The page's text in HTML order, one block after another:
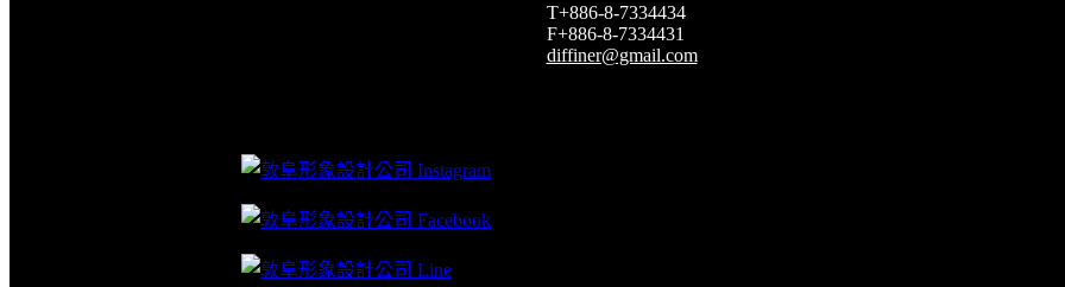
T+886-8-7334434
F+886-8-7334431
diffiner@gmail.com